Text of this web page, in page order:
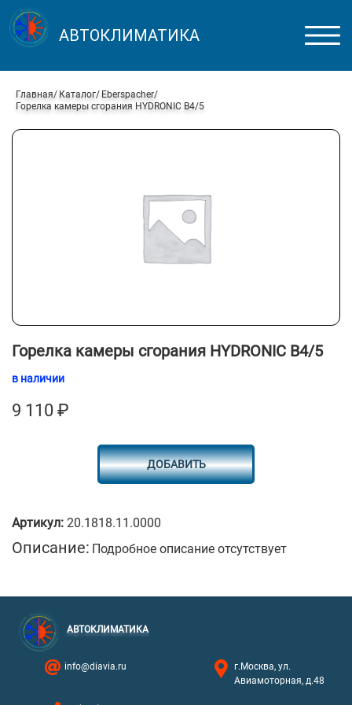
АВТОКЛИМАТИКА
Главная Каталог
Eberspacher
Горелка камеры сгорания HYDRONIC В4/5
Горелка камеры сгорания HYDRONIC В4/5
в наличии
9 110 ₽
ДОБАВИТЬ
Артикул: 20.1818.11.0000
Описание: Подробное описание отсутствует
АВТОКЛИМАТИКА
info@diavia.ru
г.Москва, ул.
Авиамоторная, д.48